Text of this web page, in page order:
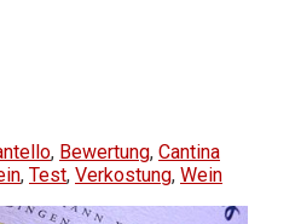
, Bewertung, Cantina
, Test, Verkostung, Wein